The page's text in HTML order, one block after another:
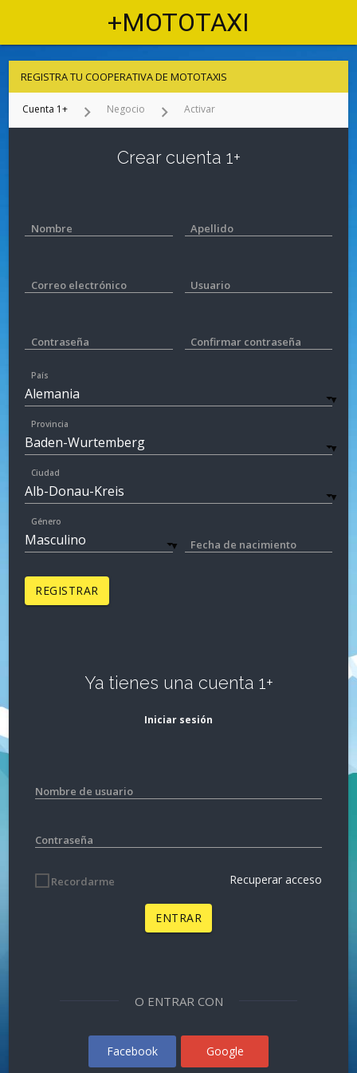
+MOTOTAXI
REGISTRA TU COOPERATIVA DE MOTOTAXIS
Cuenta 1+ chevron_right Negocio chevron_right Activar
Crear cuenta 1+
Nombre Apellido
Correo electrónico Usuario
Contraseña Confirmar contraseña
▼
País
▼
Provincia
▼
Ciudad
▼
Género
Fecha de nacimiento
REGISTRAR
Ya tienes una cuenta 1+
Iniciar sesión
Nombre de usuario
Contraseña
Recordarme Recuperar acceso
ENTRAR
O ENTRAR CON
Facebook Google